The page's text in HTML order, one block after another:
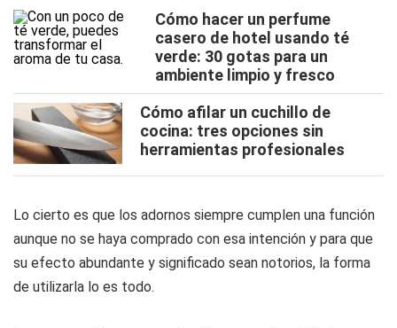
Cómo hacer un perfume
casero de hotel usando té
verde: 30 gotas para un
ambiente limpio y fresco
Cómo afilar un cuchillo de
cocina: tres opciones sin
herramientas profesionales
Lo cierto es que los adornos siempre cumplen una función
aunque no se haya comprado con esa intención y para que
su efecto abundante y significado sean notorios, la forma
de utilizarla lo es todo.